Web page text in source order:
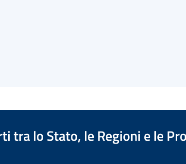
tra lo Stato, le Regioni e le